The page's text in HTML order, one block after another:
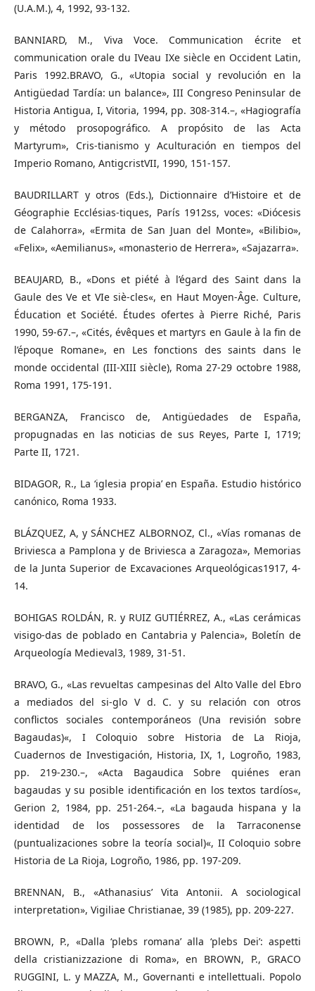
(U.A.M.), 4, 1992, 93-132.
BANNIARD, M., Viva Voce. Communication écrite et
communication orale du IVeau IXe siècle en Occident Latin,
Paris 1992.BRAVO, G., «Utopia social y revolución en la
Antigüedad Tardía: un balance», III Congreso Peninsular de
Historia Antigua, I, Vitoria, 1994, pp. 308-314.–, «Hagiografía
y método prosopográfico. A propósito de las Acta
Martyrum», Cris-tianismo y Aculturación en tiempos del
Imperio Romano, AntigcristVII, 1990, 151-157.
BAUDRILLART y otros (Eds.), Dictionnaire d’Histoire et de
Géographie Ecclésias-tiques, París 1912ss, voces: «Diócesis
de Calahorra», «Ermita de San Juan del Monte», «Bilibio»,
«Felix», «Aemilianus», «monasterio de Herrera», «Sajazarra».
BEAUJARD, B., «Dons et piété à l’égard des Saint dans la
Gaule des Ve et VIe siè-cles«, en Haut Moyen-Âge. Culture,
Éducation et Société. Études ofertes à Pierre Riché, Paris
1990, 59-67.–, «Cités, évêques et martyrs en Gaule à la fin de
l’époque Romane», en Les fonctions des saints dans le
monde occidental (III-XIII siècle), Roma 27-29 octobre 1988,
Roma 1991, 175-191.
BERGANZA, Francisco de, Antigüedades de España,
propugnadas en las noticias de sus Reyes, Parte I, 1719;
Parte II, 1721.
BIDAGOR, R., La ‘iglesia propia’ en España. Estudio histórico
canónico, Roma 1933.
BLÁZQUEZ, A, y SÁNCHEZ ALBORNOZ, Cl., «Vías romanas de
Briviesca a Pamplona y de Briviesca a Zaragoza», Memorias
de la Junta Superior de Excavaciones Arqueológicas1917, 4-
14.
BOHIGAS ROLDÁN, R. y RUIZ GUTIÉRREZ, A., «Las cerámicas
visigo-das de poblado en Cantabria y Palencia», Boletín de
Arqueología Medieval3, 1989, 31-51.
BRAVO, G., «Las revueltas campesinas del Alto Valle del Ebro
a mediados del si-glo V d. C. y su relación con otros
conflictos sociales contemporáneos (Una revisión sobre
Bagaudas)«, I Coloquio sobre Historia de La Rioja,
Cuadernos de Investigación, Historia, IX, 1, Logroño, 1983,
pp. 219-230.–, «Acta Bagaudica Sobre quiénes eran
bagaudas y su posible identificación en los textos tardíos«,
Gerion 2, 1984, pp. 251-264.–, «La bagauda hispana y la
identidad de los possessores de la Tarraconense
(puntualizaciones sobre la teoría social)«, II Coloquio sobre
Historia de La Rioja, Logroño, 1986, pp. 197-209.
BRENNAN, B., «Athanasius’ Vita Antonii. A sociological
interpretation», Vigiliae Christianae, 39 (1985), pp. 209-227.
BROWN, P., «Dalla ‘plebs romana’ alla ‘plebs Dei’: aspetti
della cristianizzazione di Roma», en BROWN, P., GRACO
RUGGINI, L. y MAZZA, M., Governanti e intellettuali. Popolo